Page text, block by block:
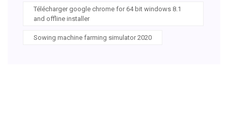
Télécharger google chrome for 64 bit windows 8.1
and offline installer
Sowing machine farming simulator 2020